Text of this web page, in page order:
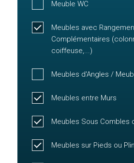
Meuble WC
Meubles avec
Complémentaires
coiffeuse,...)
Meubles d'Angles /
Meubles entre Murs
Meubles Sous Combles
Meubles sur Pieds ou